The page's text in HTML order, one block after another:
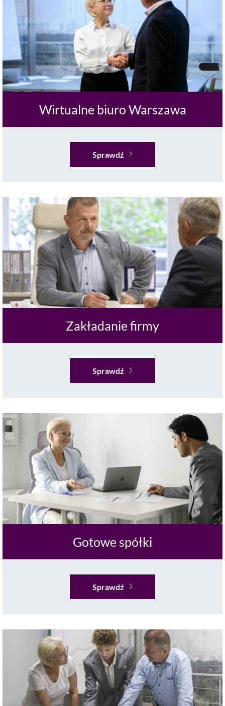
Wirtualne biuro Warszawa
Sprawdź
Zakładanie firmy
Sprawdź
Gotowe spółki
Sprawdź